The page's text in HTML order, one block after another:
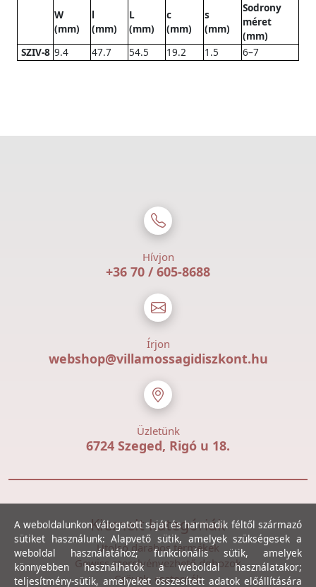
W
(mm)
l
(mm)
L
(mm)
c
(mm)
s
(mm)
Sodrony
méret
(mm)
SZIV-8 9.4 47.7 54.5 19.2 1.5 6–7
Hívjon
+36 70 / 605-8688
Írjon
webshop@villamossagidiszkont.hu
Üzletünk
6724 Szeged, Rigó u 18.
Kiemelt kategóriák
Utolsó darabos termékek
Gewiss szerelvényezhető dobozok
Csövek, csatornák
A weboldalunkon válogatott saját és harmadik féltől származó
sütiket használunk: Alapvető sütik, amelyek szükségesek a
weboldal használatához; funkcionális sütik, amelyek
könnyebben használhatók a weboldal használatakor;
teljesítmény-sütik, amelyeket összesített adatok előállítására